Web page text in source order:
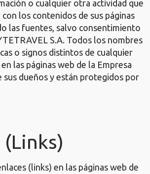
o cualquier otra actividad que
los contenidos de sus páginas
las fuentes, salvo consentimiento
S.A. Todos los nombres
o signos distintos de cualquier
las páginas web de la Empresa
sus dueños y están protegidos por
(Links)
(links) en las páginas web de